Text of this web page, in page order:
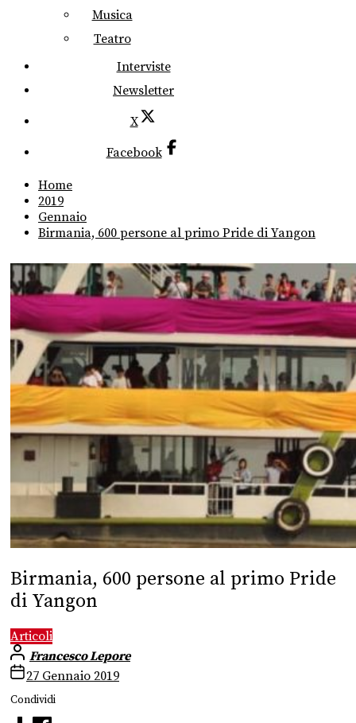
Musica
Teatro
Interviste
Newsletter
X
Facebook
Home
2019
Gennaio
Birmania, 600 persone al primo Pride di Yangon
Birmania, 600 persone al primo Pride
di Yangon
Articoli
Francesco Lepore
27 Gennaio 2019
Condividi